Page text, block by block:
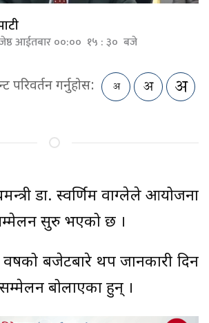
आईतबार ००:०० १५ : ३० बजे
परिवर्तन गर्नुहोस:
डा. स्वर्णिम वाग्लेले आयोजना
सुरु भएको छ ।
बजेटबारे थप जानकारी दिन
बोलाएका हुन् ।